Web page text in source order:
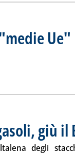
Ue"
"medie Ue" . '
giù il
degli